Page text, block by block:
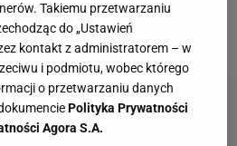
Takiemu przetwarzaniu
do „Ustawień
kontakt z administratorem – w
i podmiotu, wobec którego
o przetwarzaniu danych
Polityka Prywatności
Agora S.A.